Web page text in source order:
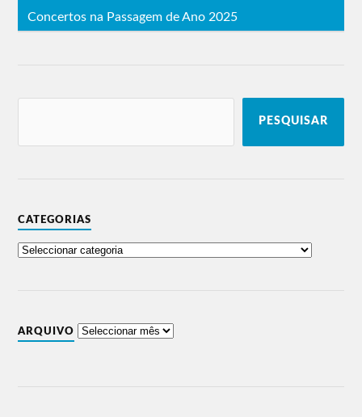
Concertos na Passagem de Ano 2025
PESQUISAR
CATEGORIAS
ARQUIVO